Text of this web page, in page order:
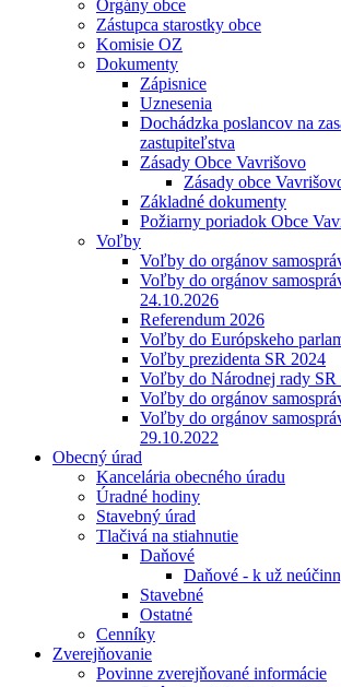
Orgány obce
Zástupca starostky obce
Komisie OZ
Dokumenty
Zápisnice
Uznesenia
Dochádzka poslancov na
zastupiteľstva
Zásady Obce Vavrišovo
Zásady obce
Základné dokumenty
Požiarny poriadok Obce
Voľby
Voľby do orgánov
Voľby do orgánov
24.10.2026
Referendum 2026
Voľby do Európskeho
Voľby prezidenta SR 2024
Voľby do Národnej rady SR
Voľby do orgánov
Voľby do orgánov
29.10.2022
Obecný úrad
Kancelária obecného úradu
Úradné hodiny
Stavebný úrad
Tlačivá na stiahnutie
Daňové
Daňové - k už
Stavebné
Ostatné
Cenníky
Zverejňovanie
Povinne zverejňované informácie